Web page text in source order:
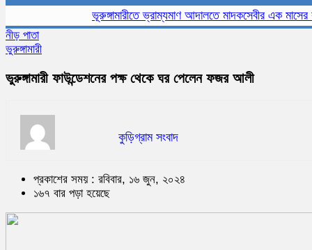
ভূরুঙ্গামারীতে ভ্রাম্যমাণ আদালতে মাদকসেবীর এক মাসের
নীড় পাতা
ভুরুঙ্গামারী
ভুরুঙ্গামারী ফাউন্ডেশনের পক্ষ থেকে ঘর পেলেন ফজর আলী
কুড়িগ্রাম সংবাদ
প্রকাশের সময় : রবিবার, ১৬ জুন, ২০২৪
১৬৭ বার পড়া হয়েছে